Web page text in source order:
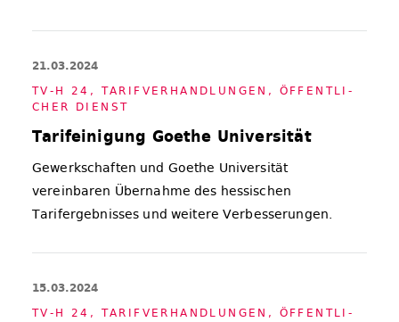
21.03.2024
TV-H 24 , TA­RIF­VER­HAND­LUN­GEN , ÖF­FENT­LI­
CHER DIENST
Tarifeinigung Goethe Universität
Gewerkschaften und Goethe Universität
vereinbaren Übernahme des hessischen
Tarifergebnisses und weitere Verbesserungen.
15.03.2024
TV-H 24 , TA­RIF­VER­HAND­LUN­GEN , ÖF­FENT­LI­